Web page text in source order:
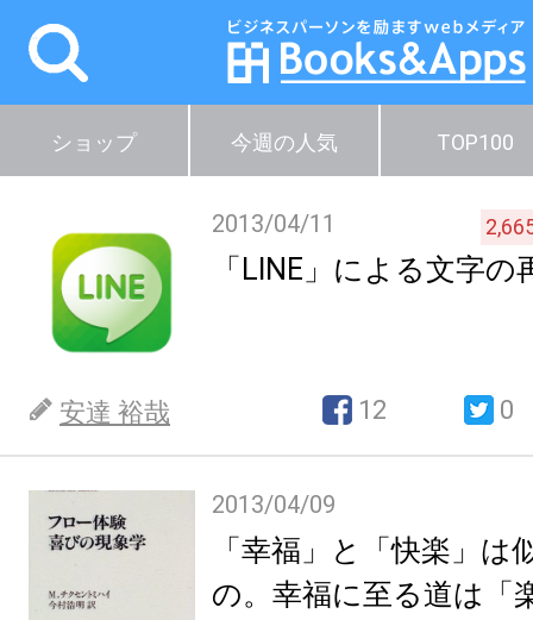
ショップ 今週の人気 TOP100
2013/04/11
「LINE」による文字の
安達 裕哉 12 0
2013/04/09
「幸福」と「快楽」は
の。幸福に至る道は「